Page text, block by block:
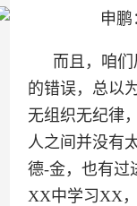
而且，咱
的错误，总以
无组织无纪律
人之间并没有
德-金，也有过
XX中学习XX